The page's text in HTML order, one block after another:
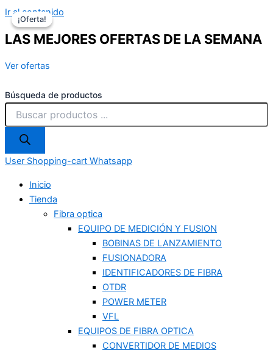
Ir al contenido
LAS MEJORES OFERTAS DE LA SEMANA
Ver ofertas
Búsqueda de productos
User Shopping-cart Whatsapp
Inicio
Tienda
Fibra optica
EQUIPO DE MEDICIÓN Y FUSION
BOBINAS DE LANZAMIENTO
FUSIONADORA
IDENTIFICADORES DE FIBRA
OTDR
POWER METER
VFL
EQUIPOS DE FIBRA OPTICA
CONVERTIDOR DE MEDIOS
¡Oferta!
¡Oferta!